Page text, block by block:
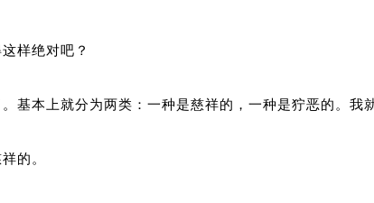
样绝对吧？
本上就分为两类：一种是慈祥的，一种是狞恶的。我
的。